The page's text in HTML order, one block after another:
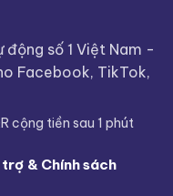
số 1 Việt Nam -
Facebook, TikTok,
cộng tiền sau 1 phút
trợ & Chính sách